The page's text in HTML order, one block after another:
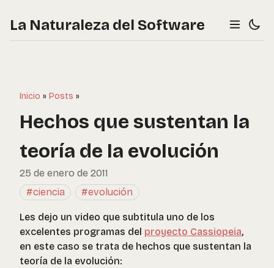
La Naturaleza del Software
Inicio » Posts »
Hechos que sustentan la
teoría de la evolución
25 de enero de 2011
#ciencia
#evolución
Les dejo un video que subtitula uno de los
excelentes programas del proyecto Cassiopeia,
en este caso se trata de hechos que sustentan la
teoría de la evolución: